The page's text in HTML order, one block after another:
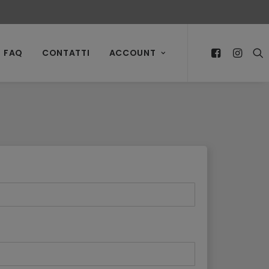
FAQ CONTATTI ACCOUNT